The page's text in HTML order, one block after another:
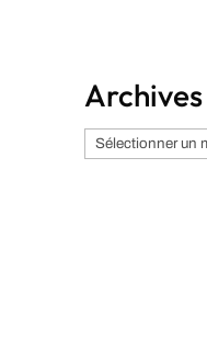
Archives
Archives